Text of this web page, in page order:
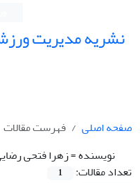
نشریه مدیریت
صفحه اصلی
فهرست مقالات
نویسنده =زهرا فتحی
تعداد مقالات:
1